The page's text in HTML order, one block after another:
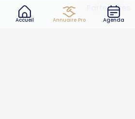
Accueil Annuaire Pro Agenda
Partenaires